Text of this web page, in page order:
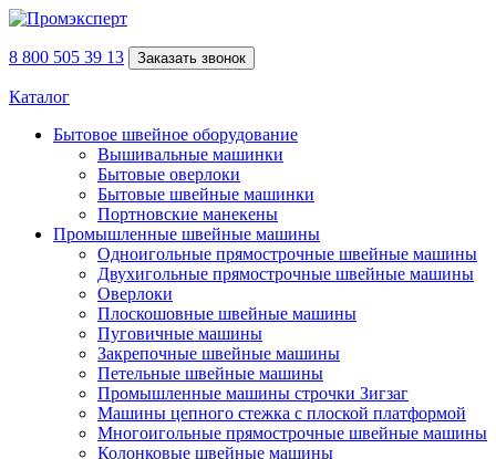
8 800 505 39 13 Заказать звонок
Каталог
Бытовое швейное оборудование
Вышивальные машинки
Бытовые оверлоки
Бытовые швейные машинки
Портновские манекены
Промышленные швейные машины
Одноигольные прямострочные швейные машины
Двухигольные прямострочные швейные машины
Оверлоки
Плоскошовные швейные машины
Пуговичные машины
Закрепочные швейные машины
Петельные швейные машины
Промышленные машины строчки Зигзаг
Машины цепного стежка с плоской платформой
Многоигольные прямострочные швейные машины
Колонковые швейные машины